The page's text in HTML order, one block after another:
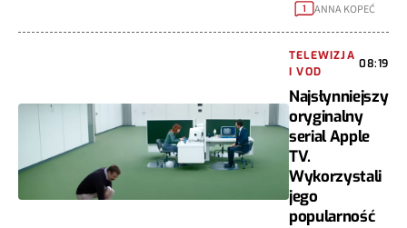
1 ANNA KOPEĆ
TELEWIZJA
I VOD
08:19
Najsłynniejszy
oryginalny
serial Apple
TV.
Wykorzystali
jego
popularność